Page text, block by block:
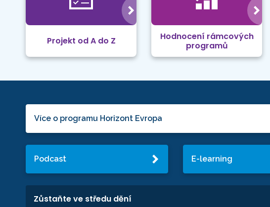
Projekt od A do Z
Hodnocení rámcových
programů
Více o programu Horizont Evropa
Podcast E-learning
Zůstaňte ve středu dění